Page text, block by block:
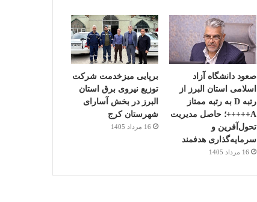
صعود دانشگاه آزاد
اسلامی استان البرز از
رتبه D به رتبه ممتاز
A+++++؛ حاصل مدیریت
تحول‌آفرین و
سرمایه‌گذاری هدفمند
16 مرداد 1405
برپایی میزخدمت شرکت
توزیع نیروی برق استان
البرز در بخش آسارای
شهرستان کرج
16 مرداد 1405